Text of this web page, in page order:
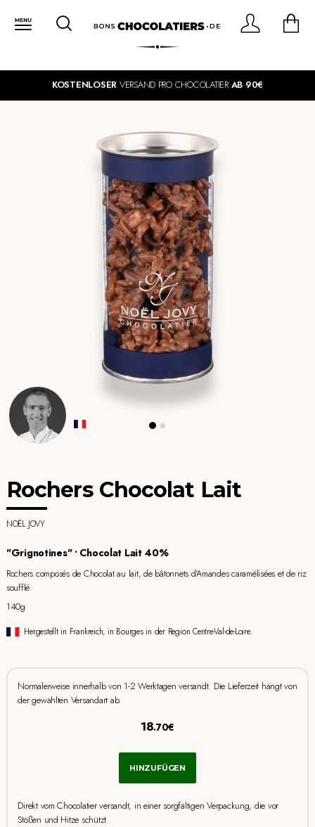
KOSTENLOSER VERSAND PRO CHOCOLATIER AB 90€
Rochers Chocolat Lait
NOËL JOVY
"Grignotines" • Chocolat Lait 40%
Rochers composés de Chocolat au lait, de bâtonnets d'Amandes caramélisées et de riz
soufflé.
140g
Hergestellt in Frankreich, in Bourges in der Region Centre-Val-de-Loire.
Normalerweise innerhalb von 1-2 Werktagen versandt. Die Lieferzeit hängt von
der gewählten Versandart ab.
18.70€
HINZUFÜGEN
Direkt vom Chocolatier versandt, in einer sorgfältigen Verpackung, die vor
Stößen und Hitze schützt.